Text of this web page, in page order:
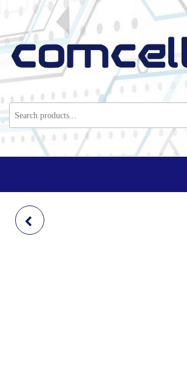
Comcell Corp